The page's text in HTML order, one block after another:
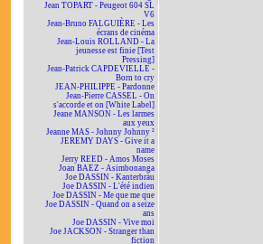
Jean TOPART - Peugeot 604 SL
V6
Jean-Bruno FALGUIÈRE - Les
écrans de cinéma
Jean-Louis ROLLAND - La
jeunesse est finie [Test
Pressing]
Jean-Patrick CAPDEVIELLE -
Born to cry
JEAN-PHILIPPE - Pardonne
Jean-Pierre CASSEL - On
s'accorde et on [White Label]
Jeane MANSON - Les larmes
aux yeux
Jeanne MAS - Johnny Johnny ²
JEREMY DAYS - Give it a
name
Jerry REED - Amos Moses
Joan BAEZ - Asimbonanga
Joe DASSIN - Kanterbräu
Joe DASSIN - L'été indien
Joe DASSIN - Me que me que
Joe DASSIN - Quand on a seize
ans
Joe DASSIN - Vive moi
Joe JACKSON - Stranger than
fiction